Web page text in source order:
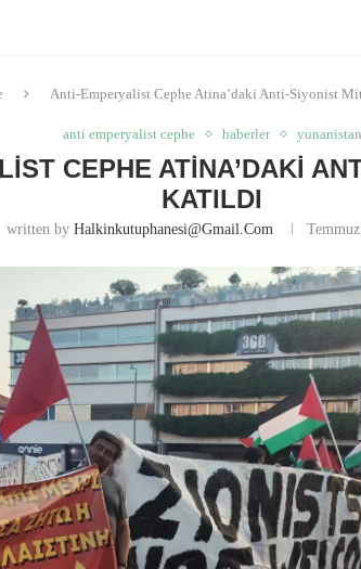
Anti-Emperyalist Cephe Atina’daki Anti-Siyonist
anti emperyalist cephe haberler yunanistan
CEPHE ATINA’DAKI
KATILDI
written by Halkinkutuphanesi@gmail.com